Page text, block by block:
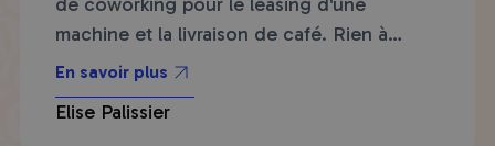
machine et la livraison de café. Rien à
redire sur le service commercial qui est
réactif, attentif, et nous permet d'offrir le
meilleur service possible à nos coworkers !
En savoir plus
Elise Palissier